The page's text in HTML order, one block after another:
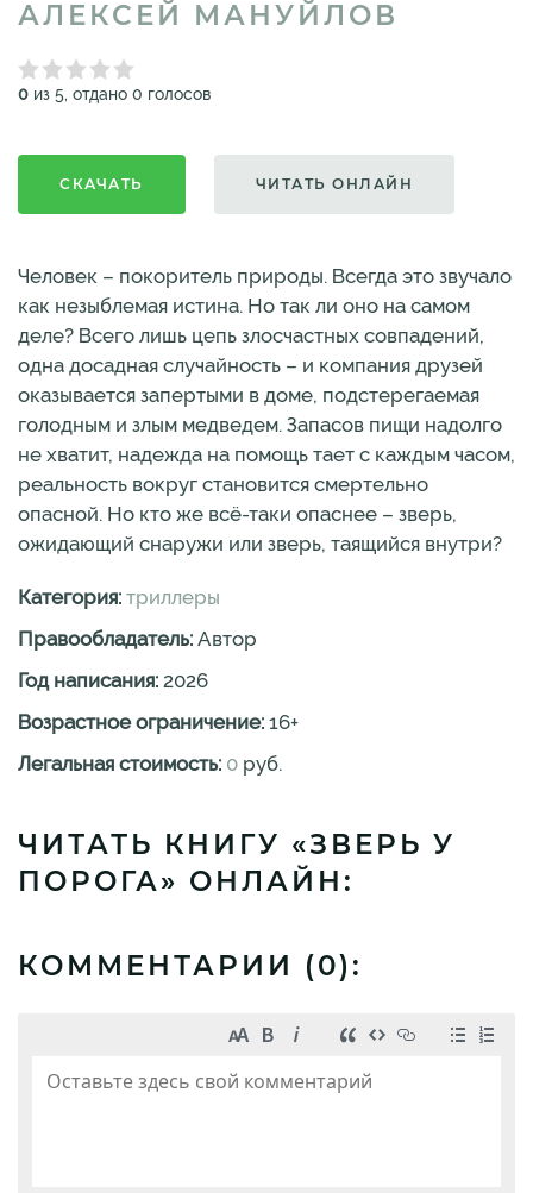
АЛЕКСЕЙ МАНУЙЛОВ
0 из 5, отдано 0 голосов
СКАЧАТЬ ЧИТАТЬ ОНЛАЙН
Человек – покоритель природы. Всегда это звучало
как незыблемая истина. Но так ли оно на самом
деле? Всего лишь цепь злосчастных совпадений,
одна досадная случайность – и компания друзей
оказывается запертыми в доме, подстерегаемая
голодным и злым медведем. Запасов пищи надолго
не хватит, надежда на помощь тает с каждым часом,
реальность вокруг становится смертельно
опасной. Но кто же всё-таки опаснее – зверь,
ожидающий снаружи или зверь, таящийся внутри?
Категория: триллеры
Правообладатель: Автор
Год написания: 2026
Возрастное ограничение: 16+
Легальная стоимость: 0 руб.
ЧИТАТЬ КНИГУ «ЗВЕРЬ У
ПОРОГА» ОНЛАЙН:
КОММЕНТАРИИ (0):